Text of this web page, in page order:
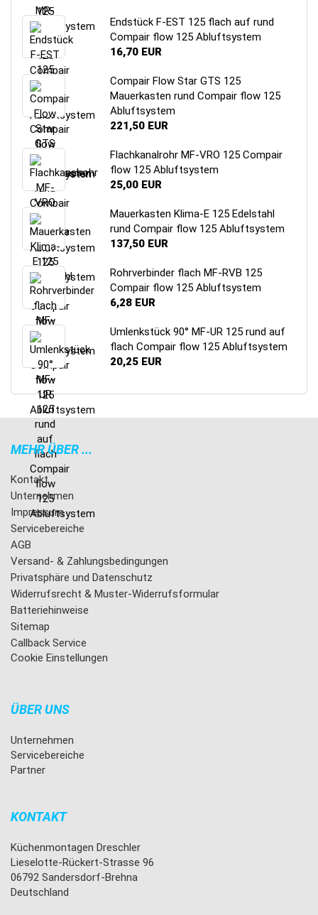
Endstück F-EST 125 flach auf rund
Compair flow 125 Abluftsystem
16,70 EUR
Compair Flow Star GTS 125
Mauerkasten rund Compair flow 125
Abluftsystem
221,50 EUR
Flachkanalrohr MF-VRO 125 Compair
flow 125 Abluftsystem
25,00 EUR
Mauerkasten Klima-E 125 Edelstahl
rund Compair flow 125 Abluftsystem
137,50 EUR
Rohrverbinder flach MF-RVB 125
Compair flow 125 Abluftsystem
6,28 EUR
Umlenkstück 90° MF-UR 125 rund auf
flach Compair flow 125 Abluftsystem
20,25 EUR
MEHR ÜBER ...
Kontakt
Unternehmen
Impressum
Servicebereiche
AGB
Versand- & Zahlungsbedingungen
Privatsphäre und Datenschutz
Widerrufsrecht & Muster-Widerrufsformular
Batteriehinweise
Sitemap
Callback Service
Cookie Einstellungen
ÜBER UNS
Unternehmen
Servicebereiche
Partner
KONTAKT
Küchenmontagen Dreschler
Lieselotte-Rückert-Strasse 96
06792 Sandersdorf-Brehna
Deutschland